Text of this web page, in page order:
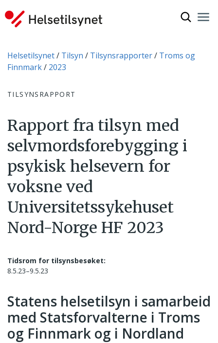
Du er her:
Helsetilsynet Tilsyn Tilsynsrapporter
Troms og
Finnmark
2023
TILSYNSRAPPORT
Rapport fra tilsyn med
selvmordsforebygging i
psykisk helsevern for
voksne ved
Universitetssykehuset
Nord-Norge HF 2023
Tidsrom for tilsynsbesøket:
8.5.23–9.5.23
Statens helsetilsyn i samarbeid
med Statsforvalterne i Troms
og Finnmark og i Nordland